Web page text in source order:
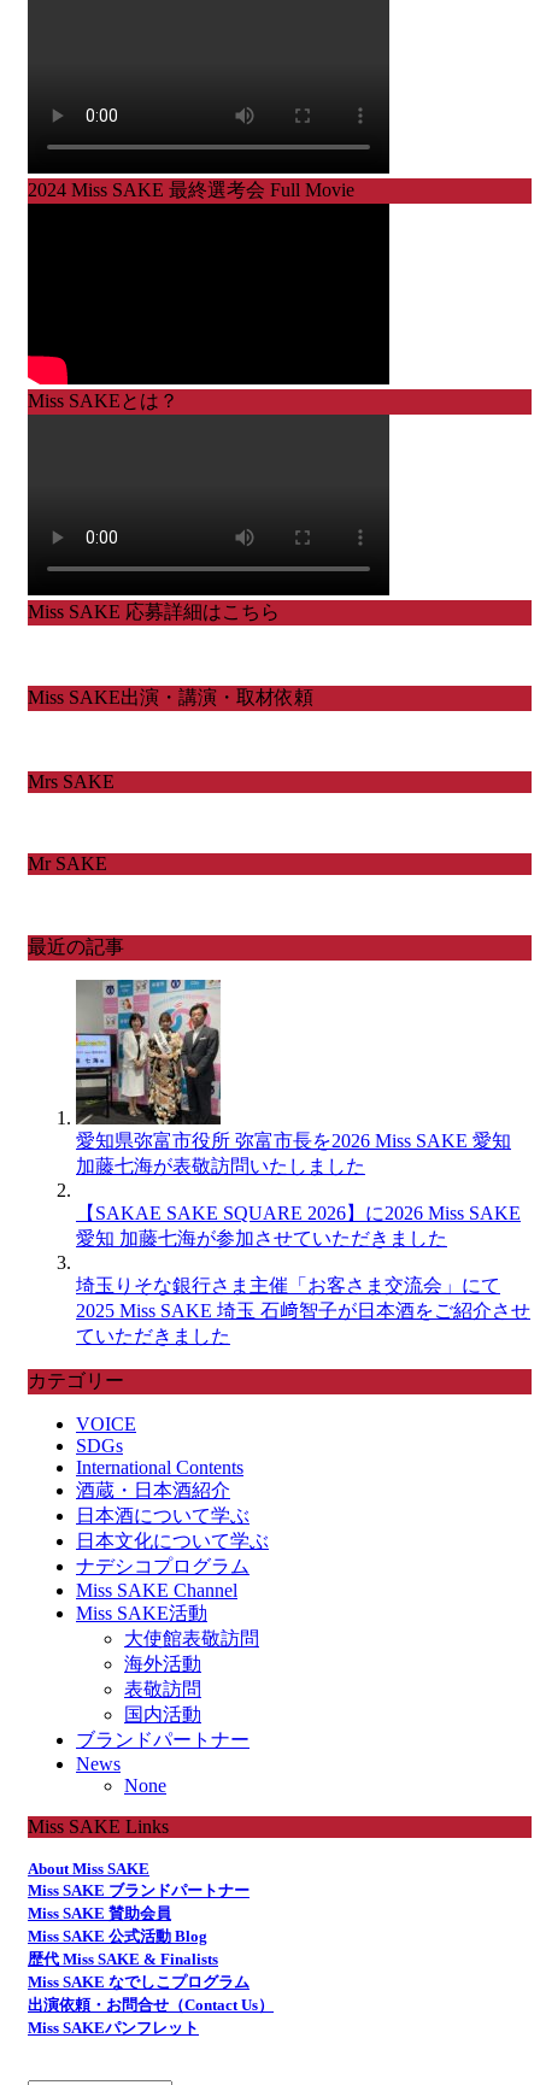
2024 Miss SAKE 最終選考会 Full Movie
Miss SAKEとは？
Miss SAKE 応募詳細はこちら
Miss SAKE出演・講演・取材依頼
Mrs SAKE
Mr SAKE
最近の記事
愛知県弥富市役所 弥富市長を2026 Miss SAKE 愛知
加藤七海が表敬訪問いたしました
【SAKAE SAKE SQUARE 2026】に2026 Miss SAKE
愛知 加藤七海が参加させていただきました
埼玉りそな銀行さま主催「お客さま交流会」にて
2025 Miss SAKE 埼玉 石﨑智子が日本酒をご紹介させ
ていただきました
カテゴリー
VOICE
SDGs
International Contents
酒蔵・日本酒紹介
日本酒について学ぶ
日本文化について学ぶ
ナデシコプログラム
Miss SAKE Channel
Miss SAKE活動
大使館表敬訪問
海外活動
表敬訪問
国内活動
ブランドパートナー
News
None
Miss SAKE Links
About Miss SAKE
Miss SAKE ブランドパートナー
Miss SAKE 賛助会員
Miss SAKE 公式活動 Blog
歴代 Miss SAKE & Finalists
Miss SAKE なでしこプログラム
出演依頼・お問合せ（Contact Us）
Miss SAKEパンフレット